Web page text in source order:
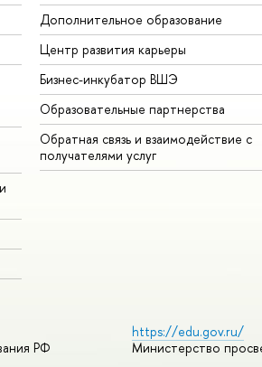
Дополнительное образование
Центр развития карьеры
Бизнес-инкубатор ВШЭ
Образовательные партнерства
Обратная связь и взаимодействие с
получателями услуг
РФ
https://edu.gov.ru/
Министерство